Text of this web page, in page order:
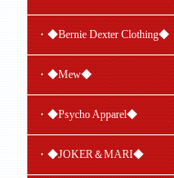
・◆Bernie Dexter Clothing◆
・◆Mew◆
・◆Psycho Apparel◆
・◆JOKER＆MARI◆